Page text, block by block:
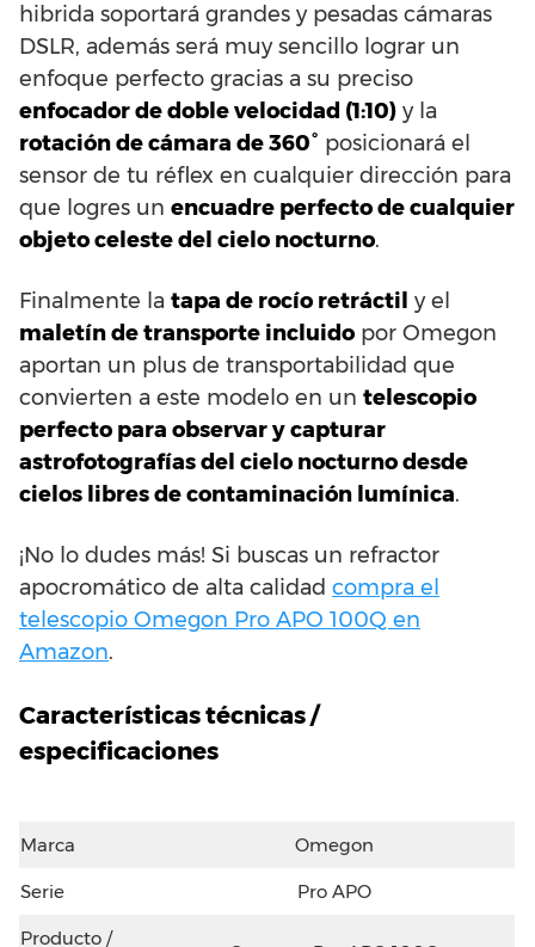
hibrida soportará grandes y pesadas cámaras
DSLR, además será muy sencillo lograr un
enfoque perfecto gracias a su preciso
enfocador de doble velocidad (1:10) y la
rotación de cámara de 360° posicionará el
sensor de tu réflex en cualquier dirección para
que logres un encuadre perfecto de cualquier
objeto celeste del cielo nocturno.
Finalmente la tapa de rocío retráctil y el
maletín de transporte incluido por Omegon
aportan un plus de transportabilidad que
convierten a este modelo en un telescopio
perfecto para observar y capturar
astrofotografías del cielo nocturno desde
cielos libres de contaminación lumínica.
¡No lo dudes más! Si buscas un refractor
apocromático de alta calidad compra el
telescopio Omegon Pro APO 100Q en
Amazon.
Características técnicas /
especificaciones
Marca Omegon
Serie Pro APO
Producto /